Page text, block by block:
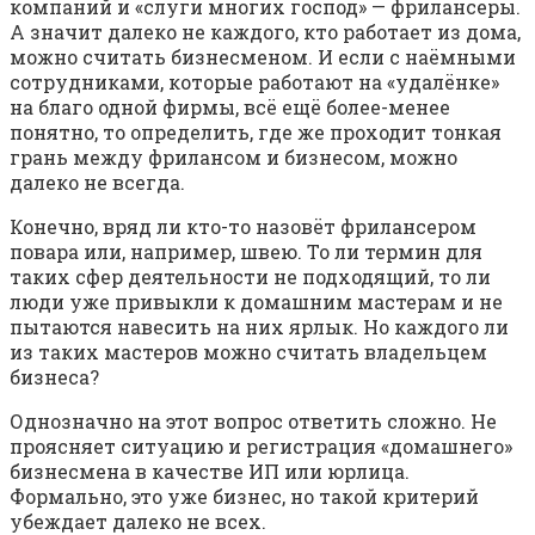
компаний и «слуги многих господ» — фрилансеры.
А значит далеко не каждого, кто работает из дома,
можно считать бизнесменом. И если с наёмными
сотрудниками, которые работают на «удалёнке»
на благо одной фирмы, всё ещё более-менее
понятно, то определить, где же проходит тонкая
грань между фрилансом и бизнесом, можно
далеко не всегда.
Конечно, вряд ли кто-то назовёт фрилансером
повара или, например, швею. То ли термин для
таких сфер деятельности не подходящий, то ли
люди уже привыкли к домашним мастерам и не
пытаются навесить на них ярлык. Но каждого ли
из таких мастеров можно считать владельцем
бизнеса?
Однозначно на этот вопрос ответить сложно. Не
проясняет ситуацию и регистрация «домашнего»
бизнесмена в качестве ИП или юрлица.
Формально, это уже бизнес, но такой критерий
убеждает далеко не всех.